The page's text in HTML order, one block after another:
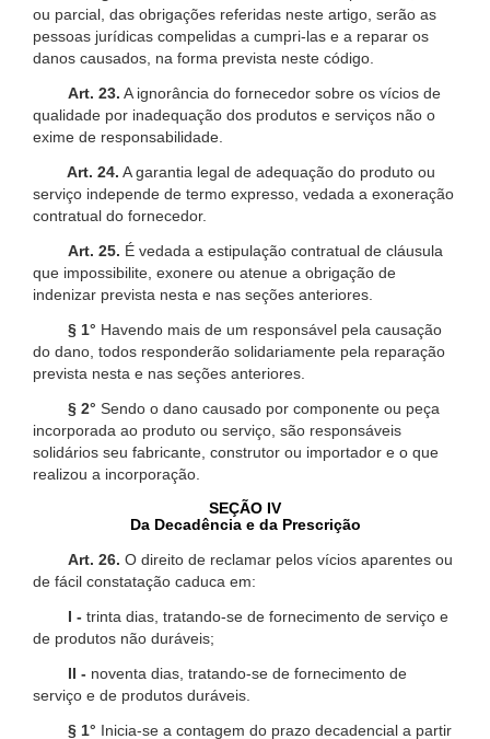
ou parcial, das obrigações referidas neste artigo, serão as
pessoas jurídicas compelidas a cumpri-las e a reparar os
danos causados, na forma prevista neste código.
Art. 23. A ignorância do fornecedor sobre os vícios de
qualidade por inadequação dos produtos e serviços não o
exime de responsabilidade.
Art. 24. A garantia legal de adequação do produto ou
serviço independe de termo expresso, vedada a exoneração
contratual do fornecedor.
Art. 25. É vedada a estipulação contratual de cláusula
que impossibilite, exonere ou atenue a obrigação de
indenizar prevista nesta e nas seções anteriores.
§ 1° Havendo mais de um responsável pela causação
do dano, todos responderão solidariamente pela reparação
prevista nesta e nas seções anteriores.
§ 2° Sendo o dano causado por componente ou peça
incorporada ao produto ou serviço, são responsáveis
solidários seu fabricante, construtor ou importador e o que
realizou a incorporação.
SEÇÃO IV
Da Decadência e da Prescrição
Art. 26. O direito de reclamar pelos vícios aparentes ou
de fácil constatação caduca em:
I - trinta dias, tratando-se de fornecimento de serviço e
de produtos não duráveis;
II - noventa dias, tratando-se de fornecimento de
serviço e de produtos duráveis.
§ 1° Inicia-se a contagem do prazo decadencial a partir